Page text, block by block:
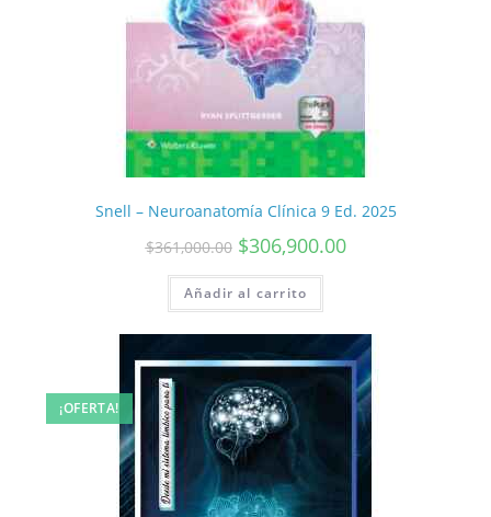
Snell – Neuroanatomía Clínica 9 Ed. 2025
$361,000.00 $306,900.00
Añadir al carrito
¡OFERTA!